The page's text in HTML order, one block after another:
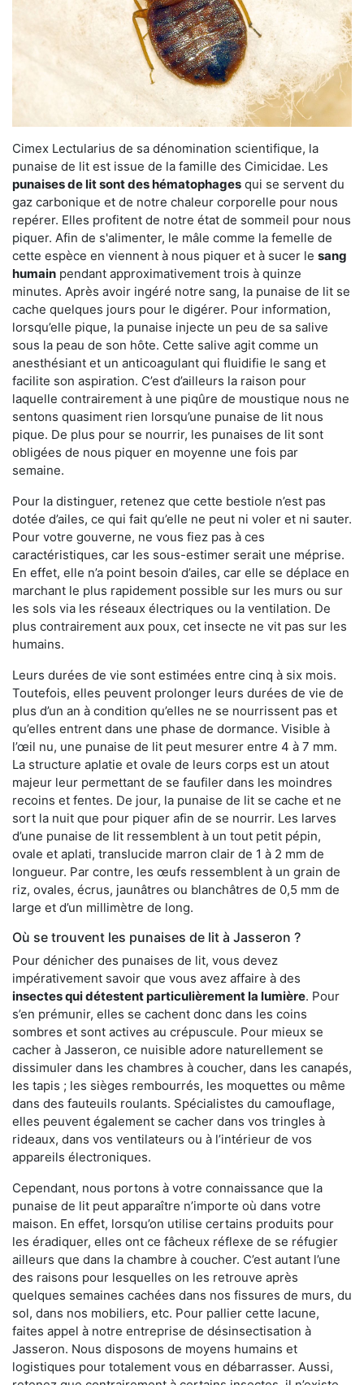
Cimex Lectularius de sa dénomination scientifique, la
punaise de lit est issue de la famille des Cimicidae. Les
punaises de lit sont des hématophages qui se servent du
gaz carbonique et de notre chaleur corporelle pour nous
repérer. Elles profitent de notre état de sommeil pour nous
piquer. Afin de s'alimenter, le mâle comme la femelle de
cette espèce en viennent à nous piquer et à sucer le sang
humain pendant approximativement trois à quinze
minutes. Après avoir ingéré notre sang, la punaise de lit se
cache quelques jours pour le digérer. Pour information,
lorsqu’elle pique, la punaise injecte un peu de sa salive
sous la peau de son hôte. Cette salive agit comme un
anesthésiant et un anticoagulant qui fluidifie le sang et
facilite son aspiration. C’est d’ailleurs la raison pour
laquelle contrairement à une piqûre de moustique nous ne
sentons quasiment rien lorsqu’une punaise de lit nous
pique. De plus pour se nourrir, les punaises de lit sont
obligées de nous piquer en moyenne une fois par
semaine.
Pour la distinguer, retenez que cette bestiole n’est pas
dotée d’ailes, ce qui fait qu’elle ne peut ni voler et ni sauter.
Pour votre gouverne, ne vous fiez pas à ces
caractéristiques, car les sous-estimer serait une méprise.
En effet, elle n’a point besoin d’ailes, car elle se déplace en
marchant le plus rapidement possible sur les murs ou sur
les sols via les réseaux électriques ou la ventilation. De
plus contrairement aux poux, cet insecte ne vit pas sur les
humains.
Leurs durées de vie sont estimées entre cinq à six mois.
Toutefois, elles peuvent prolonger leurs durées de vie de
plus d’un an à condition qu’elles ne se nourrissent pas et
qu’elles entrent dans une phase de dormance. Visible à
l’œil nu, une punaise de lit peut mesurer entre 4 à 7 mm.
La structure aplatie et ovale de leurs corps est un atout
majeur leur permettant de se faufiler dans les moindres
recoins et fentes. De jour, la punaise de lit se cache et ne
sort la nuit que pour piquer afin de se nourrir. Les larves
d’une punaise de lit ressemblent à un tout petit pépin,
ovale et aplati, translucide marron clair de 1 à 2 mm de
longueur. Par contre, les œufs ressemblent à un grain de
riz, ovales, écrus, jaunâtres ou blanchâtres de 0,5 mm de
large et d’un millimètre de long.
Où se trouvent les punaises de lit à Jasseron ?
Pour dénicher des punaises de lit, vous devez
impérativement savoir que vous avez affaire à des
insectes qui détestent particulièrement la lumière. Pour
s’en prémunir, elles se cachent donc dans les coins
sombres et sont actives au crépuscule. Pour mieux se
cacher à Jasseron, ce nuisible adore naturellement se
dissimuler dans les chambres à coucher, dans les canapés,
les tapis ; les sièges rembourrés, les moquettes ou même
dans des fauteuils roulants. Spécialistes du camouflage,
elles peuvent également se cacher dans vos tringles à
rideaux, dans vos ventilateurs ou à l’intérieur de vos
appareils électroniques.
Cependant, nous portons à votre connaissance que la
punaise de lit peut apparaître n’importe où dans votre
maison. En effet, lorsqu’on utilise certains produits pour
les éradiquer, elles ont ce fâcheux réflexe de se réfugier
ailleurs que dans la chambre à coucher. C’est autant l’une
des raisons pour lesquelles on les retrouve après
quelques semaines cachées dans nos fissures de murs, du
sol, dans nos mobiliers, etc. Pour pallier cette lacune,
faites appel à notre entreprise de désinsectisation à
Jasseron. Nous disposons de moyens humains et
logistiques pour totalement vous en débarrasser. Aussi,